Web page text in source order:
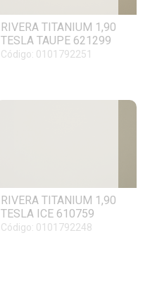
RIVERA TITANIUM 1,90
TESLA TAUPE 621299
Código: 0101792251
RIVERA TITANIUM 1,90
TESLA ICE 610759
Código: 0101792248